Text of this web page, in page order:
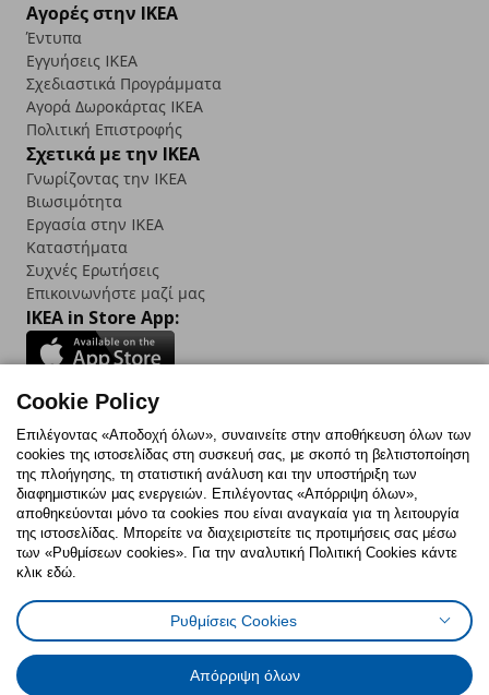
Αγορές στην IKEA
Έντυπα
Εγγυήσεις IKEA
Σχεδιαστικά Προγράμματα
Αγορά Δωρoκάρτας IKEA
Πολιτική Επιστροφής
Σχετικά με την IKEA
Γνωρίζοντας την IKEA
Βιωσιμότητα
Εργασία στην IKEA
Καταστήματα
Συχνές Ερωτήσεις
Επικοινωνήστε μαζί μας
IKEA in Store App:
Follow us:
FacebookInstagram
TikTokYoutubePinterestTwitter
Πολιτική CookiesΔήλωση ψηφιακής προσβασιμότητας
Ρυθμίσεις cookiesΌροι Χρήσης
Γενική Πολιτική Προσωπικών Δεδομένων
Πολιτική Προσωπικών Δεδομένων για ΙΚΕΑ.gr
Cookie Policy
Επιλέγοντας «Αποδοχή όλων», συναινείτε στην αποθήκευση όλων των
cookies της ιστοσελίδας στη συσκευή σας, με σκοπό τη βελτιστοποίηση
της πλοήγησης, τη στατιστική ανάλυση και την υποστήριξη των
διαφημιστικών μας ενεργειών. Επιλέγοντας «Απόρριψη όλων»,
αποθηκεύονται μόνο τα cookies που είναι αναγκαία για τη λειτουργία
της ιστοσελίδας. Μπορείτε να διαχειριστείτε τις προτιμήσεις σας μέσω
των «Ρυθμίσεων cookies». Για την αναλυτική Πολιτική Cookies κάντε
κλικ εδώ.
Ρυθμίσεις Cookies
Απόρριψη όλων